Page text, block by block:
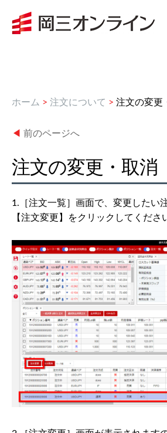
ホーム > 注文について > 注文の変更
◀ 前のページへ
注文の変更・取消
1.［注文一覧］画面で、変更したい
【注文変更】をクリックしてくださ